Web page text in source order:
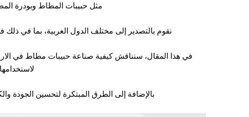
مثل حبيبات المطاط وبودرة
نقوم بالتصدير إلى مختلف الدول العربية، بما في ذلك في
في هذا المقال، سنناقش كيفية صناعة حبيبات مطاط في الاردن،
بالإضافة إلى الطرق المبتكرة لتحسين الجودة